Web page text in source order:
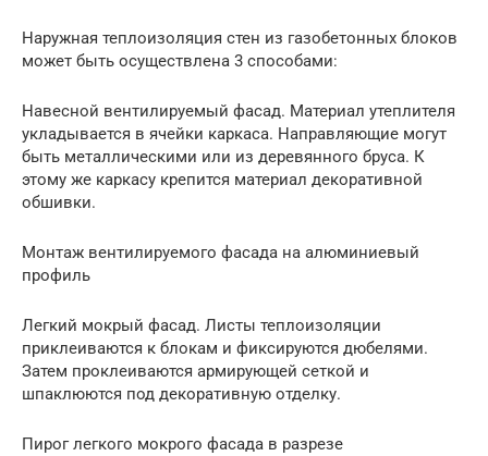
Наружная теплоизоляция стен из газобетонных блоков
может быть осуществлена 3 способами:
Навесной вентилируемый фасад. Материал утеплителя
укладывается в ячейки каркаса. Направляющие могут
быть металлическими или из деревянного бруса. К
этому же каркасу крепится материал декоративной
обшивки.
Монтаж вентилируемого фасада на алюминиевый
профиль
Легкий мокрый фасад. Листы теплоизоляции
приклеиваются к блокам и фиксируются дюбелями.
Затем проклеиваются армирующей сеткой и
шпаклюются под декоративную отделку.
Пирог легкого мокрого фасада в разрезе